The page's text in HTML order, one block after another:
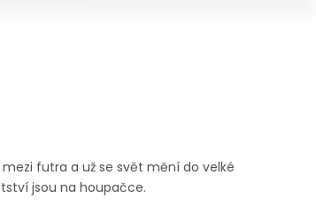
futra a už se svět mění do velké
jsou na houpačce.